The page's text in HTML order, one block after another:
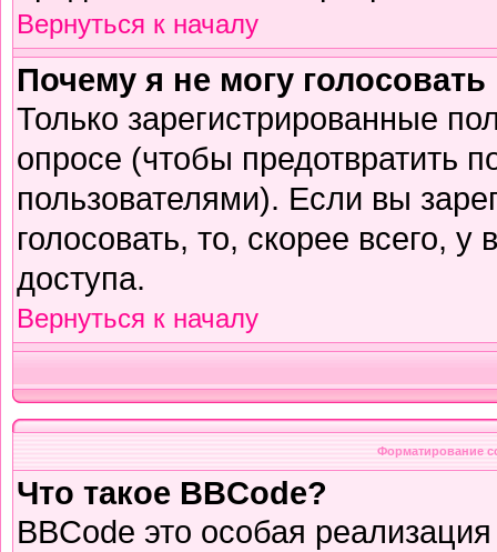
Вернуться к началу
Почему я не могу
Только зарегистрированные
опросе (чтобы предотвратить
пользователями). Если вы
голосовать, то, скорее всего,
доступа.
Вернуться к началу
Форматирование
Что такое BBCode?
BBCode это особая